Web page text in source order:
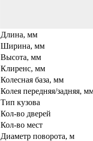
Длина, мм
Ширина, мм
Высота, мм
Клиренс, мм
Колесная база, мм
Колея передняя/задняя,
Тип кузова
Кол-во дверей
Кол-во мест
Диаметр поворота, м